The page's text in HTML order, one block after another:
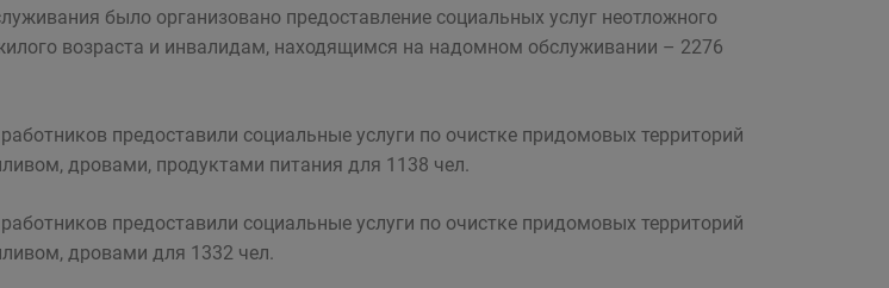
было организовано предоставление социальных услуг неотложного
возраста и инвалидам, находящимся на надомном обслуживании – 2276
предоставили социальные услуги по очистке придомовых территорий
дровами, продуктами питания для 1138 чел.
предоставили социальные услуги по очистке придомовых территорий
дровами для 1332 чел.